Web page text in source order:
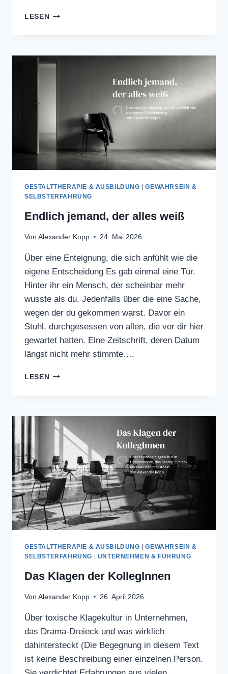
LESEN„KI
GESTALTTHERAPIE & AUSBILDUNG |GEWAHRSEIN &
SELBSTERFAHRUNG
Endlich jemand, der alles weiß
Von Alexander Kopp 24. Mai 2026
Über eine Enteignung, die sich anfühlt wie die
eigene Entscheidung Es gab einmal eine Tür.
Hinter ihr ein Mensch, der scheinbar mehr
wusste als du. Jedenfalls über die eine Sache,
wegen der du gekommen warst. Davor ein
Stuhl, durchgesessen von allen, die vor dir hier
gewartet hatten. Eine Zeitschrift, deren Datum
längst nicht mehr stimmte….
LESENENDLICH
WEISS
GESTALTTHERAPIE & AUSBILDUNG |GEWAHRSEIN &
SELBSTERFAHRUNG
UNTERNEHMEN & FÜHRUNG
Das Klagen der KollegInnen
Von Alexander Kopp 26. April 2026
Über toxische Klagekultur in Unternehmen,
das Drama-Dreieck und was wirklich
dahintersteckt (Die Begegnung in diesem Text
ist keine Beschreibung einer einzelnen Person.